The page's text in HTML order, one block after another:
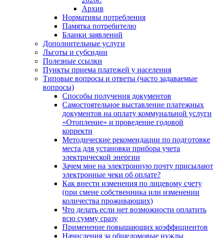
Архив
Нормативы потребления
Памятка потребителю
Бланки заявлений
Дополнительные услуги
Льготы и субсидии
Полезные ссылки
Пункты приема платежей у населения
Типовые вопросы и ответы (часто задаваемые
вопросы)
Способы получения документов
Самостоятельное выставление платежных
документов на оплату коммунальной услуги
«Отопление» и проведение годовой
корректи
Методические рекомендации по подготовке
места для установки прибора учета
электрической энергии
Зачем мне на электронную почту присылают
электронные чеки об оплате?
Как внести изменения по лицевому счету
(при смене собственника или изменении
количества проживающих)
Что делать если нет возможности оплатить
всю сумму сразу
Применение повышающих коэффициентов
Начисления за общедомовые нужды